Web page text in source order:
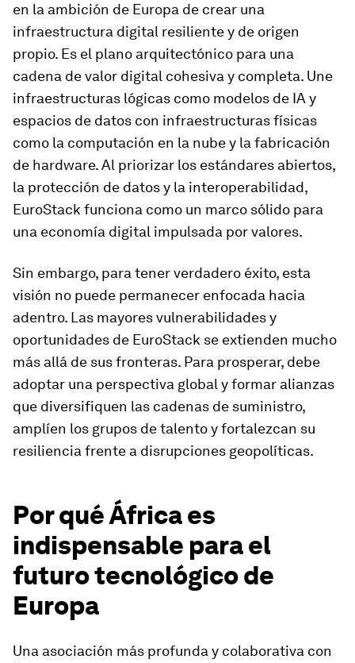
en la ambición de Europa de crear una
infraestructura digital resiliente y de origen
propio. Es el plano arquitectónico para una
cadena de valor digital cohesiva y completa. Une
infraestructuras lógicas como modelos de IA y
espacios de datos con infraestructuras físicas
como la computación en la nube y la fabricación
de hardware. Al priorizar los estándares abiertos,
la protección de datos y la interoperabilidad,
EuroStack funciona como un marco sólido para
una economía digital impulsada por valores.
Sin embargo, para tener verdadero éxito, esta
visión no puede permanecer enfocada hacia
adentro. Las mayores vulnerabilidades y
oportunidades de EuroStack se extienden mucho
más allá de sus fronteras. Para prosperar, debe
adoptar una perspectiva global y formar alianzas
que diversifiquen las cadenas de suministro,
amplíen los grupos de talento y fortalezcan su
resiliencia frente a disrupciones geopolíticas.
Por qué África es
indispensable para el
futuro tecnológico de
Europa
Una asociación más profunda y colaborativa con